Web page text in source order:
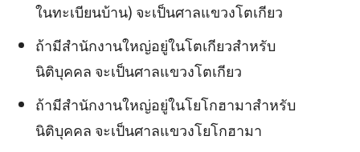
ในทะเบียนบ้าน) จะเป็นศาลแขวงโตเกียว
ถ้ามีสำนักงานใหญ่อยู่ในโตเกียวสำหรับ
นิติบุคคล จะเป็นศาลแขวงโตเกียว
ถ้ามีสำนักงานใหญ่อยู่ในโยโกฮามาสำหรับ
นิติบุคคล จะเป็นศาลแขวงโยโกฮามา